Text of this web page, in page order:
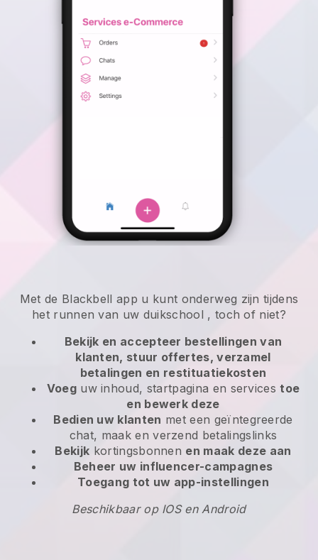
Met de Blackbell app u kunt onderweg zijn tijdens
het runnen van uw duikschool , toch of niet?
Bekijk en accepteer bestellingen van
klanten, stuur offertes, verzamel
betalingen en restituatiekosten
Voeguw inhoud, startpagina en servicestoe
en bewerk deze
Bedien uw klanten met een geïntegreerde
chat, maak en verzend betalingslinks
Bekijk kortingsbonnen en maak deze aan
Beheer uw influencer-campagnes
Toegang tot uw app-instellingen
Beschikbaar op IOS en Android